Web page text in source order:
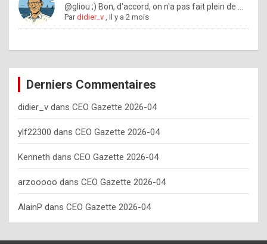
w
o
e
y
o
u
s
h
o
@gliou ;) Bon, d'accord, on n'a pas fait plein de ...
Pardidier_v ,Il y a 2 mois
Derniers Commentaires
didier_v dans CEO Gazette 2026-04
ylf22300 dans CEO Gazette 2026-04
Kenneth dans CEO Gazette 2026-04
arzooooo dans CEO Gazette 2026-04
AlainP dans CEO Gazette 2026-04